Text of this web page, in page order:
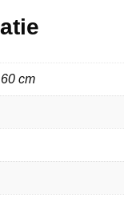
cm